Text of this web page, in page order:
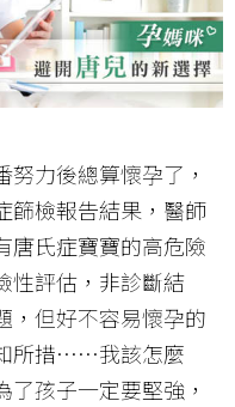
力後總算懷孕了，
篩檢報告結果，醫師
唐氏症寶寶的高危險
性評估，非診斷結
，但好不容易懷孕的
所措……我該怎麼
孩子一定要堅強，